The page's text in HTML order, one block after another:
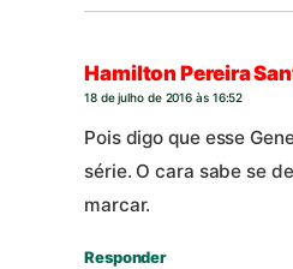
Hamilton Pereira
18 de julho de 2016 às 16:52
Pois digo que esse
série. O cara sabe se
marcar.
Responder